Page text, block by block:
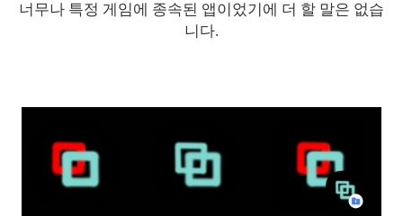
너무나 특정 게임에 종속된 앱이었기에 더 할 말은 없습
니다.